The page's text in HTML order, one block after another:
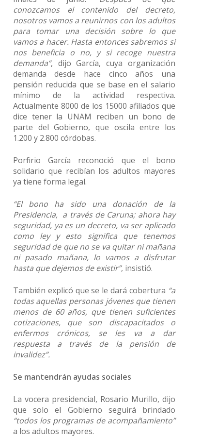
conozcamos el contenido del decreto,
nosotros vamos a reunirnos con los adultos
para tomar una decisión sobre lo que
vamos a hacer. Hasta entonces sabremos si
nos beneficia o no, y si recoge nuestra
demanda”, dijo García, cuya organización
demanda desde hace cinco años una
pensión reducida que se base en el salario
mínimo de la actividad respectiva.
Actualmente 8000 de los 15000 afiliados que
dice tener la UNAM reciben un bono de
parte del Gobierno, que oscila entre los
1.200 y 2.800 córdobas.
Porfirio García reconoció que el bono
solidario que recibían los adultos mayores
ya tiene forma legal.
“El bono ha sido una donación de la
Presidencia, a través de Caruna; ahora hay
seguridad, ya es un decreto, va ser aplicado
como ley y esto significa que tenemos
seguridad de que no se va quitar ni mañana
ni pasado mañana, lo vamos a disfrutar
hasta que dejemos de existir”, insistió.
También explicó que se le dará cobertura “a
todas aquellas personas jóvenes que tienen
menos de 60 años, que tienen suficientes
cotizaciones, que son discapacitados o
enfermos crónicos, se les va a dar
respuesta a través de la pensión de
invalidez”.
Se mantendrán ayudas sociales
La vocera presidencial, Rosario Murillo, dijo
que solo el Gobierno seguirá brindado
“todos los programas de acompañamiento”
a los adultos mayores.